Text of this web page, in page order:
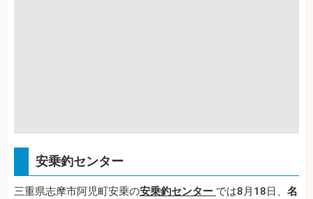
安乗釣センター
三重県志摩市阿児町安乗の安乗釣センター では8月18日、 名